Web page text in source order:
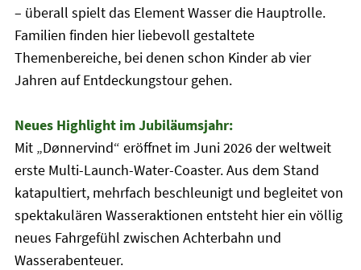
– überall spielt das Element Wasser die Hauptrolle.
Familien finden hier liebevoll gestaltete
Themenbereiche, bei denen schon Kinder ab vier
Jahren auf Entdeckungstour gehen.
Neues Highlight im Jubiläumsjahr:
Mit „Dønnervind“ eröffnet im Juni 2026 der weltweit
erste Multi-Launch-Water-Coaster. Aus dem Stand
katapultiert, mehrfach beschleunigt und begleitet von
spektakulären Wasseraktionen entsteht hier ein völlig
neues Fahrgefühl zwischen Achterbahn und
Wasserabenteuer.